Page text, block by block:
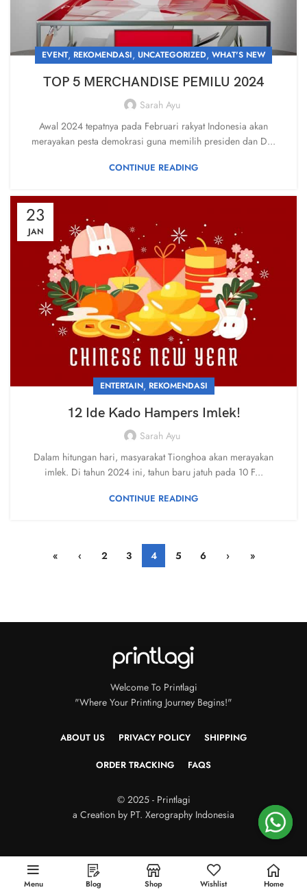
EVENT, REKOMENDASI, UNCATEGORIZED, WHAT'S NEW
TOP 5 MERCHANDISE PEMILU 2024
Sarah Ayu
Awal 2024 tepatnya pada Februari rakyat Indonesia akan
merayakan pesta demokrasi guna memilih presiden dan D...
CONTINUE READING
23
JAN
ENTERTAIN, REKOMENDASI
12 Ide Kado Hampers Imlek!
Sarah Ayu
Dalam hitungan hari, masyarakat Tionghoa akan merayakan
imlek. Di tahun 2024 ini, tahun baru jatuh pada 10 F...
CONTINUE READING
« ‹ 2 3 4 5 6 › »
Welcome To Printlagi
"Where Your Printing Journey Begins!"
ABOUT US PRIVACY POLICY SHIPPING
ORDER TRACKING FAQS
© 2025 - Printlagi
a Creation by PT. Xerography Indonesia
Menu Blog Shop Wishlist Home